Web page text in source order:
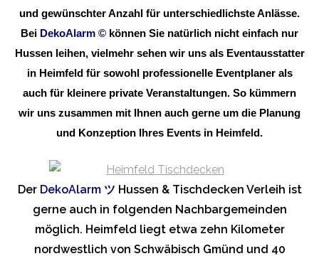
und gewünschter Anzahl für unterschiedlichste Anlässe.
Bei DekoAlarm © können Sie natürlich nicht einfach nur
Hussen leihen, vielmehr sehen wir uns als Eventausstatter
in Heimfeld für sowohl professionelle Eventplaner als
auch für kleinere private Veranstaltungen. So kümmern
wir uns zusammen mit Ihnen auch gerne um die Planung
und Konzeption Ihres Events in Heimfeld.
Der DekoAlarm ツ Hussen & Tischdecken Verleih ist
gerne auch in folgenden Nachbargemeinden
möglich. Heimfeld liegt etwa zehn Kilometer
nordwestlich von Schwäbisch Gmünd und 40